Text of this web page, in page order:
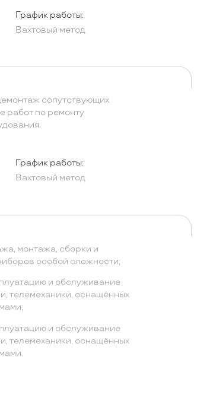
График работы:
Вахтовый метод
сопутствующих
работ по ремонту
График работы:
Вахтовый метод
монтажа, сборки и
особой сложности;
и обслуживание
телемеханики, оснащённых
и обслуживание
телемеханики, оснащённых